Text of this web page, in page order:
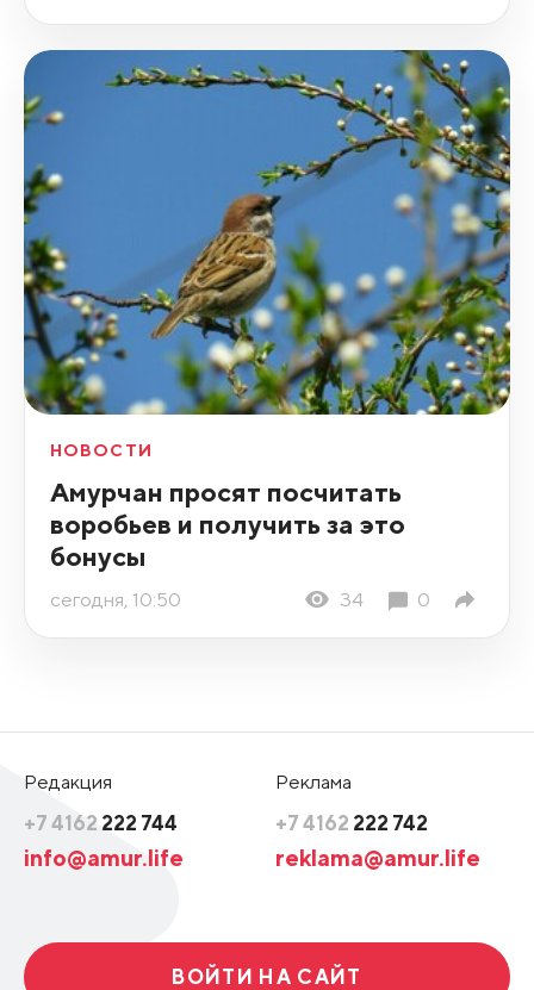
НОВОСТИ
Амурчан просят посчитать
воробьев и получить за это
бонусы
сегодня, 10:50 34 0
Редакция
+7 4162 222 744
info@amur.life
Реклама
+7 4162 222 742
reklama@amur.life
ВОЙТИ НА САЙТ